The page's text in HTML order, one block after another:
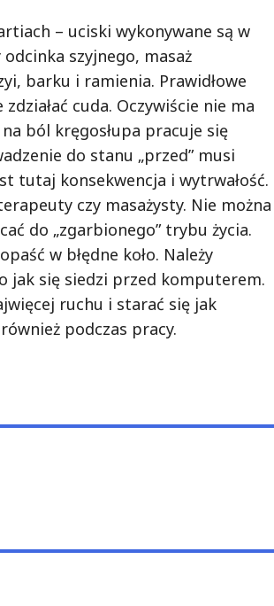
– uciski wykonywane są w
szyjnego, masaż
barku i ramienia. Prawidłowe
cuda. Oczywiście nie ma
ból kręgosłupa pracuje się
do stanu „przed” musi
tutaj konsekwencja i wytrwałość.
czy masażysty. Nie można
do „zgarbionego” trybu życia.
w błędne koło. Należy
jak się siedzi przed komputerem.
ruchu i starać się jak
podczas pracy.